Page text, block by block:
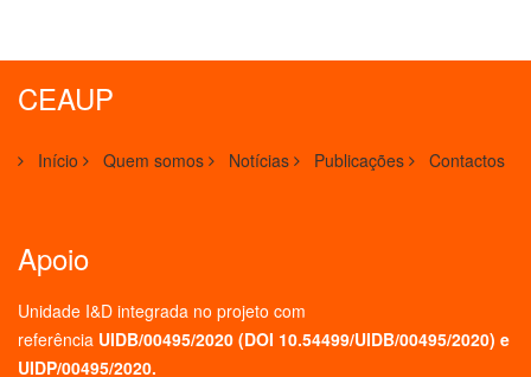
CEAUP
Início Quem somos Notícias Publicações Contactos
Apoio
Unidade I&D integrada no projeto com
referência UIDB/00495/2020 (DOI 10.54499/UIDB/00495/2020) e
UIDP/00495/2020.